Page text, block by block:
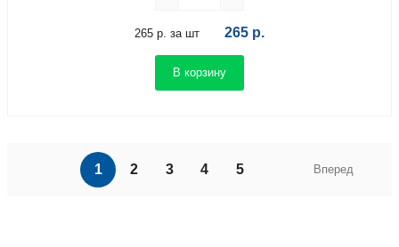
265 р. за шт 265 р.
В корзину
1 2 3 4 5 Вперед